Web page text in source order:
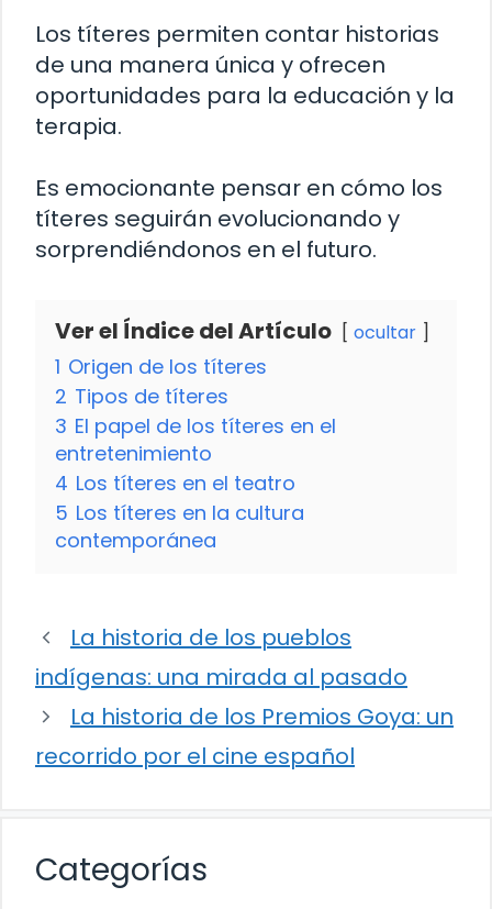
Los títeres permiten contar historias
de una manera única y ofrecen
oportunidades para la educación y la
terapia.
Es emocionante pensar en cómo los
títeres seguirán evolucionando y
sorprendiéndonos en el futuro.
Ver el Índice del Artículo ocultar
1 Origen de los títeres
2 Tipos de títeres
3 El papel de los títeres en el
entretenimiento
4 Los títeres en el teatro
5 Los títeres en la cultura
contemporánea
La historia de los pueblos
indígenas: una mirada al pasado
La historia de los Premios Goya: un
recorrido por el cine español
Categorías